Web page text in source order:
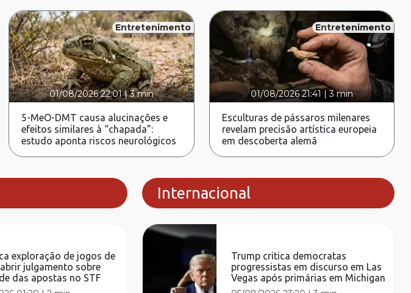
Entretenimento
01/08/2026 22:01|3 min
5-MeO-DMT causa alucinações e
efeitos similares à “chapada”:
estudo aponta riscos neurológicos
Entretenimento
01/08/2026 21:41 |3 min
Esculturas de pássaros milenares
revelam precisão artística europeia
em descoberta alemã
exploração de jogos de
julgamento sobre
das apostas no STF
Internacional
Trump critica democratas
progressistas em discurso em Las
Vegas após primárias em Michigan